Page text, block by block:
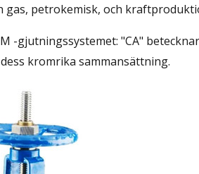
petrokemisk, och
-gjutningssystemet: "CA"
kromrika sammansättning.